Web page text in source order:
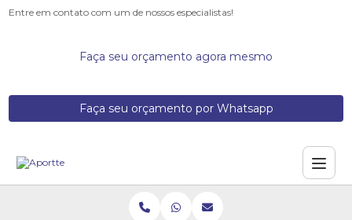
Entre em contato com um de nossos especialistas!
Faça seu orçamento agora mesmo
Faça seu orçamento por Whatsapp